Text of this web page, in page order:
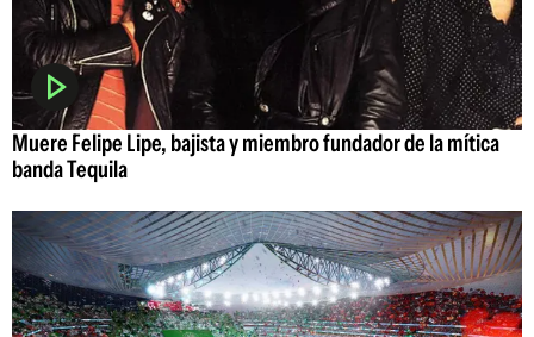
Muere Felipe Lipe, bajista y miembro fundador de la mítica
banda Tequila